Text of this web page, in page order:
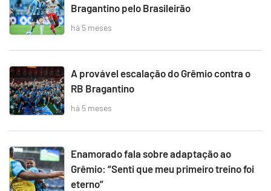
Bragantino pelo Brasileirão
há 5 meses
A provável escalação do Grêmio contra o
RB Bragantino
há 5 meses
Enamorado fala sobre adaptação ao
Grêmio: “Senti que meu primeiro treino foi
eterno”